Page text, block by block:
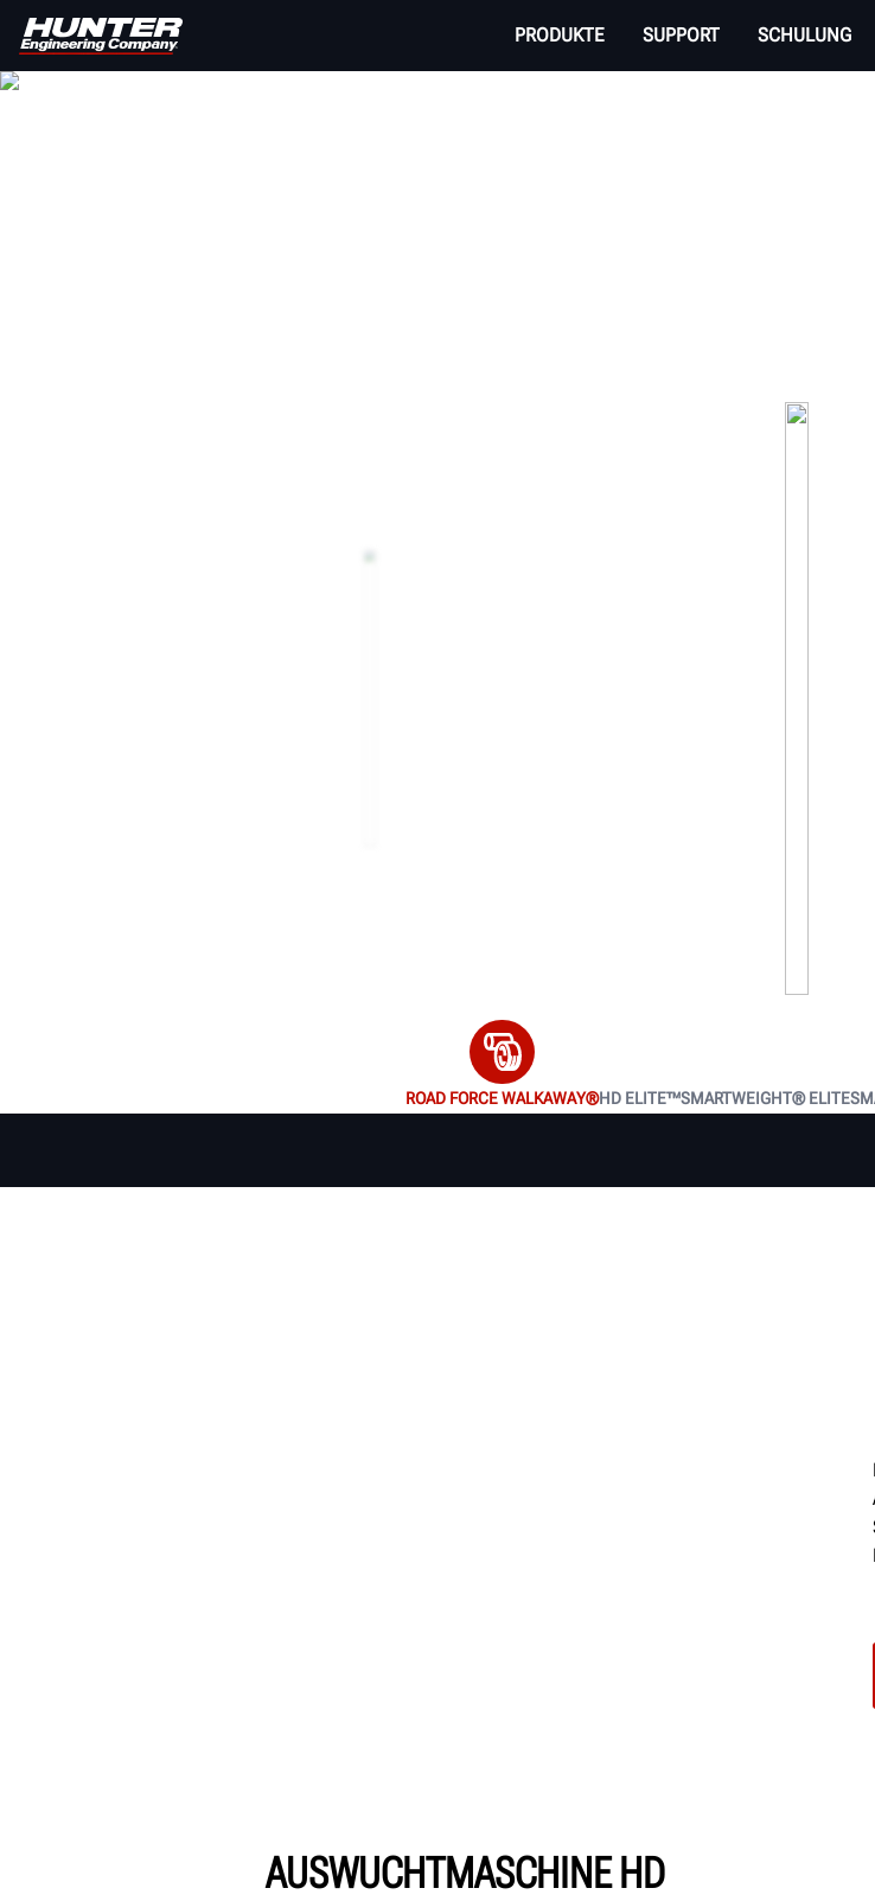
PRODUKTE SUPPORT SCHULUNG
ROAD FORCE WALKAWAY®HD ELITE™SMARTWEIGHT® ELITE
AUSWUCHTMASCHINE HD